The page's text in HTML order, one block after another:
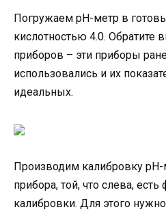
Погружаем pH-метр в
кислотностью 4.0. Обратите
приборов – эти приборы
использовались и их
идеальных.
Производим калибровку
прибора, той, что слева,
калибровки. Для этого